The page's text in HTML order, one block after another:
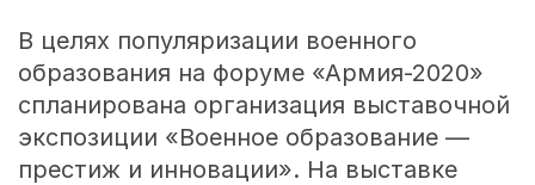
В целях популяризации военного
образования на форуме «Армия-2020»
спланирована организация выставочной
экспозиции «Военное образование —
престиж и инновации». На выставке